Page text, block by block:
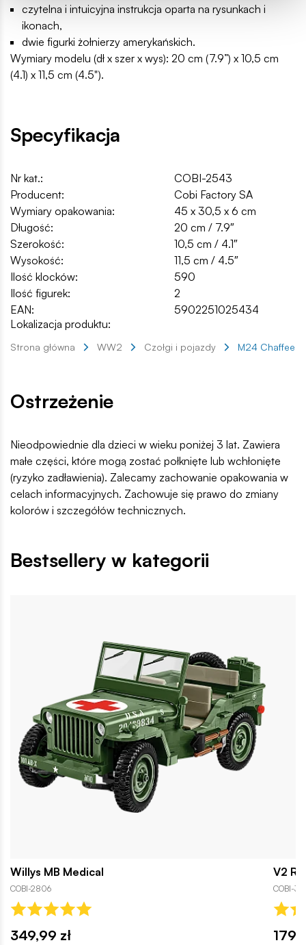
czytelna i intuicyjna instrukcja oparta na rysunkach i
ikonach,
dwie figurki żołnierzy amerykańskich.
Wymiary modelu (dł x szer x wys): 20 cm (7.9”) x 10,5 cm
(4.1) x 11,5 cm (4.5").
Specyfikacja
Nr kat.:
COBI-2543
Producent:
Cobi Factory SA
Wymiary opakowania:
45 x 30,5 x 6 cm
Długość:
20 cm / 7.9″
Szerokość:
10,5 cm / 4.1″
Wysokość:
11,5 cm / 4.5″
Ilość klocków:
590
Ilość figurek:
2
EAN:
5902251025434
Lokalizacja produktu:
Strona główna WW2 Czołgi i pojazdy M24 Chaffee
Ostrzeżenie
Nieodpowiednie dla dzieci w wieku poniżej 3 lat. Zawiera
małe części, które mogą zostać połknięte lub wchłonięte
(ryzyko zadławienia). Zalecamy zachowanie opakowania w
celach informacyjnych. Zachowuje się prawo do zmiany
kolorów i szczegółów technicznych.
Bestsellery w kategorii
Willys MB Medical
COBI-2806
349,99 zł
V2
COBI-